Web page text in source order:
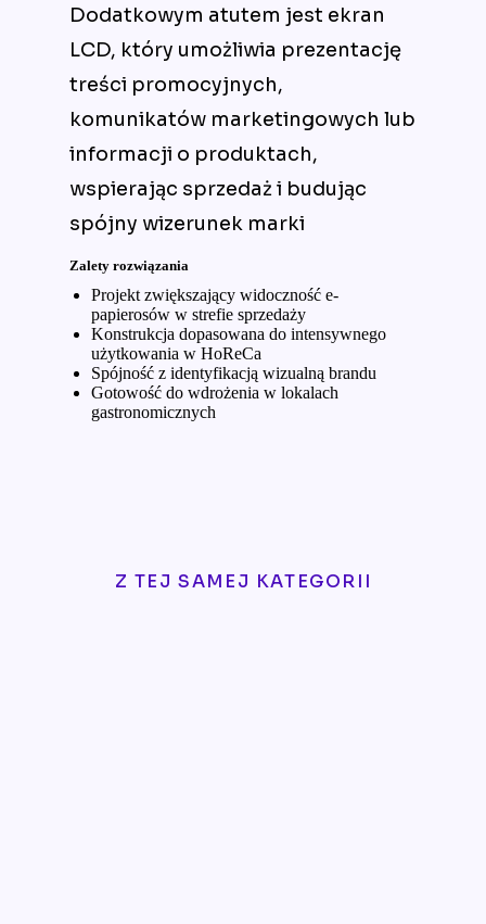
Dodatkowym atutem jest ekran
LCD, który umożliwia prezentację
treści promocyjnych,
komunikatów marketingowych lub
informacji o produktach,
wspierając sprzedaż i budując
spójny wizerunek marki
Zalety rozwiązania
Projekt zwiększający widoczność e-
papierosów w strefie sprzedaży
Konstrukcja dopasowana do intensywnego
użytkowania w HoReCa
Spójność z identyfikacją wizualną brandu
Gotowość do wdrożenia w lokalach
gastronomicznych
Z TEJ SAMEJ KATEGORII